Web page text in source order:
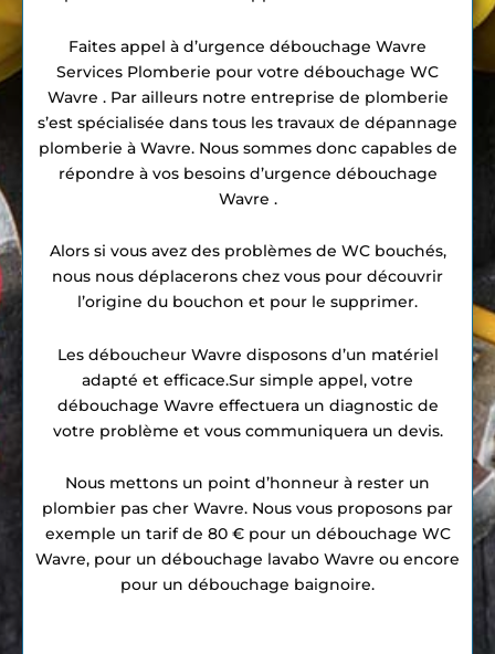
Faites appel à d’urgence débouchage Wavre
Services Plomberie pour votre débouchage WC
Wavre . Par ailleurs notre entreprise de plomberie
s’est spécialisée dans tous les travaux de dépannage
plomberie à Wavre. Nous sommes donc capables de
répondre à vos besoins d’urgence débouchage
Wavre .
Alors si vous avez des problèmes de WC bouchés,
nous nous déplacerons chez vous pour découvrir
l’origine du bouchon et pour le supprimer.
Les déboucheur Wavre disposons d’un matériel
adapté et efficace.Sur simple appel, votre
débouchage Wavre effectuera un diagnostic de
votre problème et vous communiquera un devis.
Nous mettons un point d’honneur à rester un
plombier pas cher Wavre. Nous vous proposons par
exemple un tarif de 80 € pour un débouchage WC
Wavre, pour un débouchage lavabo Wavre ou encore
pour un débouchage baignoire.